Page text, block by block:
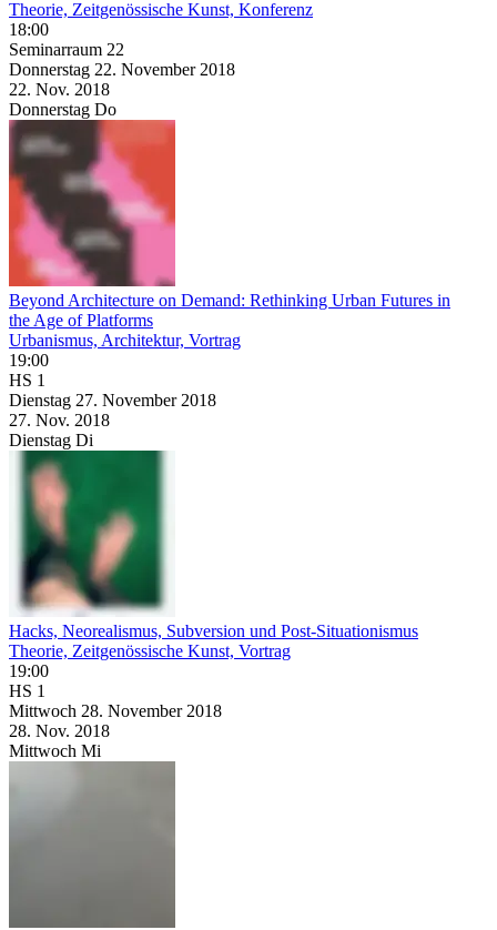
Theorie, Zeitgenössische Kunst, Konferenz
18:00
Seminarraum 22
Donnerstag 22. November 2018
22. Nov. 2018
Donnerstag Do
Beyond Architecture on Demand: Rethinking Urban Futures in
the Age of Platforms
Urbanismus, Architektur, Vortrag
19:00
HS 1
Dienstag 27. November 2018
27. Nov. 2018
Dienstag Di
Hacks, Neorealismus, Subversion und Post-Situationismus
Theorie, Zeitgenössische Kunst, Vortrag
19:00
HS 1
Mittwoch 28. November 2018
28. Nov. 2018
Mittwoch Mi